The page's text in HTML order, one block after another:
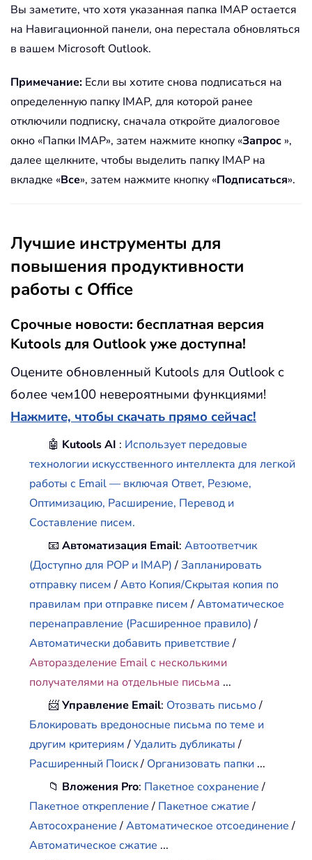
Вы заметите, что хотя указанная папка IMAP остается
на Навигационной панели, она перестала обновляться
в вашем Microsoft Outlook.
Примечание: Если вы хотите снова подписаться на
определенную папку IMAP, для которой ранее
отключили подписку, сначала откройте диалоговое
окно «Папки IMAP», затем нажмите кнопку «Запрос »,
далее щелкните, чтобы выделить папку IMAP на
вкладке «Все», затем нажмите кнопку «Подписаться».
Лучшие инструменты для
повышения продуктивности
работы с Office
Срочные новости: бесплатная версия
Kutools для Outlook уже доступна!
Оцените обновленный Kutools для Outlook с
более чем100 невероятными функциями!
Нажмите, чтобы скачать прямо сейчас!
🤖 Kutools AI : Использует передовые
технологии искусственного интеллекта для легкой
работы с Email — включая Ответ, Резюме,
Оптимизацию, Расширение, Перевод и
Составление писем.
📧Автоматизация Email:Автоответчик
(Доступно для POP и IMAP)/Запланировать
отправку писем/Авто Копия/Скрытая копия по
правилам при отправке писем/Автоматическое
перенаправление (Расширенное правило)/
Автоматически добавить приветствие/
Авторазделение Email с несколькими
получателями на отдельные письма ...
📨Управление Email: Отозвать письмо/
Блокировать вредоносные письма по теме и
другим критериям/Удалить дубликаты/
Расширенный Поиск/ Организовать папки ...
📁 Вложения Pro: Пакетное сохранение/
Пакетное открепление/ Пакетное сжатие/
Автосохранение/Автоматическое отсоединение/
Автоматическое сжатие ...